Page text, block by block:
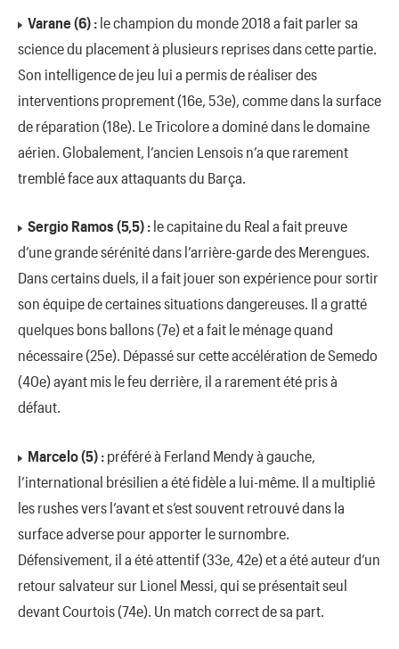
Varane (6) : le champion du monde 2018 a fait parler sa
science du placement à plusieurs reprises dans cette partie.
Son intelligence de jeu lui a permis de réaliser des
interventions proprement (16e, 53e), comme dans la surface
de réparation (18e). Le Tricolore a dominé dans le domaine
aérien. Globalement, l’ancien Lensois n’a que rarement
tremblé face aux attaquants du Barça.
Sergio Ramos (5,5) : le capitaine du Real a fait preuve
d’une grande sérénité dans l’arrière-garde des Merengues.
Dans certains duels, il a fait jouer son expérience pour sortir
son équipe de certaines situations dangereuses. Il a gratté
quelques bons ballons (7e) et a fait le ménage quand
nécessaire (25e). Dépassé sur cette accélération de Semedo
(40e) ayant mis le feu derrière, il a rarement été pris à
défaut.
Marcelo (5) : préféré à Ferland Mendy à gauche,
l’international brésilien a été fidèle a lui-même. Il a multiplié
les rushes vers l’avant et s’est souvent retrouvé dans la
surface adverse pour apporter le surnombre.
Défensivement, il a été attentif (33e, 42e) et a été auteur d’un
retour salvateur sur Lionel Messi, qui se présentait seul
devant Courtois (74e). Un match correct de sa part.